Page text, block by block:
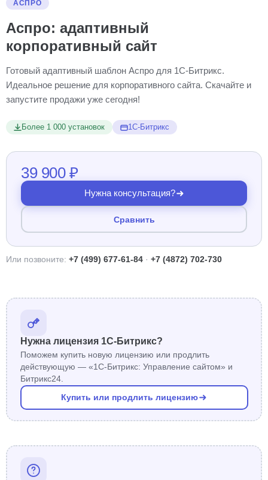
АСПРО
Аспро: адаптивный
корпоративный сайт
Готовый адаптивный шаблон Аспро для 1С-Битрикс.
Идеальное решение для корпоративного сайта. Скачайте и
запустите продажи уже сегодня!
Более 1 000 установок 1С-Битрикс
39 900 ₽
Нужна консультация?
Сравнить
Или позвоните: +7 (499) 677-61-84 · +7 (4872) 702-730
Нужна лицензия 1С-Битрикс?
Поможем купить новую лицензию или продлить
действующую — «1С-Битрикс: Управление сайтом» и
Битрикс24.
Купить или продлить лицензию